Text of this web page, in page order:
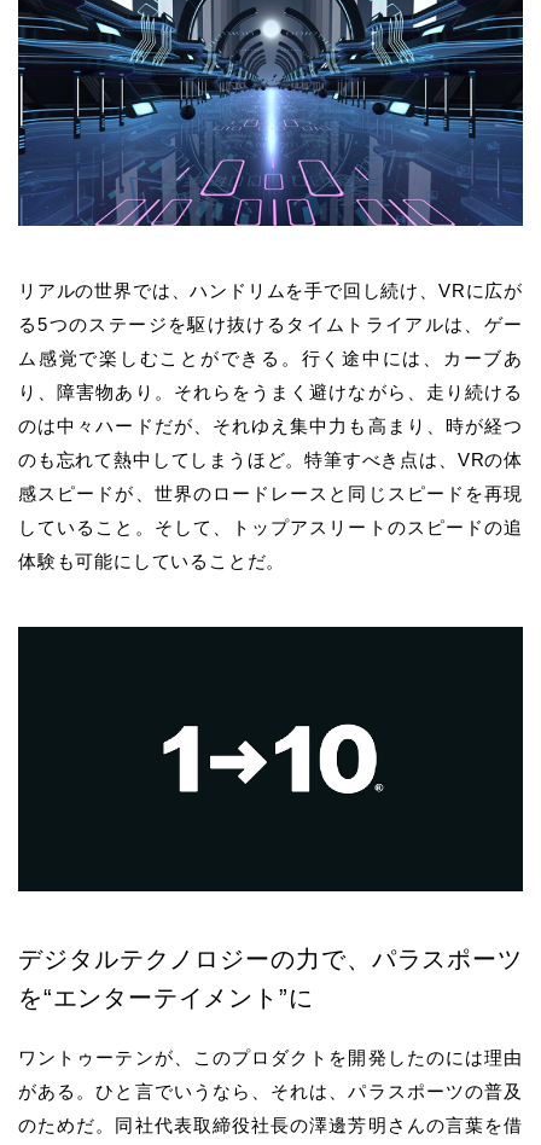
リアルの世界では、ハンドリムを手で回し続け、VRに広が
る5つのステージを駆け抜けるタイムトライアルは、ゲー
ム感覚で楽しむことができる。行く途中には、カーブあ
り、障害物あり。それらをうまく避けながら、走り続ける
のは中々ハードだが、それゆえ集中力も高まり、時が経つ
のも忘れて熱中してしまうほど。特筆すべき点は、VRの体
感スピードが、世界のロードレースと同じスピードを再現
していること。そして、トップアスリートのスピードの追
体験も可能にしていることだ。
デジタルテクノロジーの力で、パラスポーツ
を“エンターテイメント”に
ワントゥーテンが、このプロダクトを開発したのには理由
がある。ひと言でいうなら、それは、パラスポーツの普及
のためだ。同社代表取締役社長の澤邊芳明さんの言葉を借